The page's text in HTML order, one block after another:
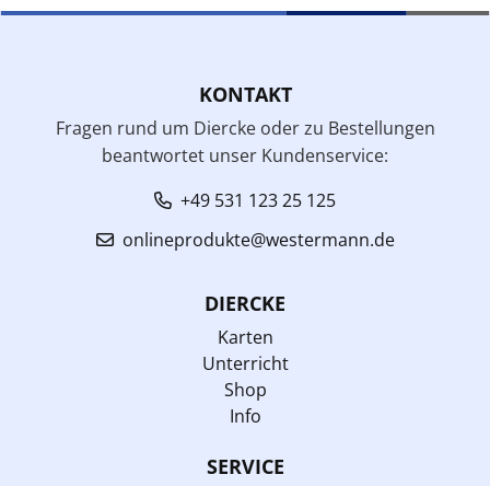
KONTAKT
Fragen rund um Diercke oder zu Bestellungen
beantwortet unser Kundenservice:
+49 531 123 25 125
onlineprodukte@westermann.de
DIERCKE
Karten
Unterricht
Shop
Info
SERVICE